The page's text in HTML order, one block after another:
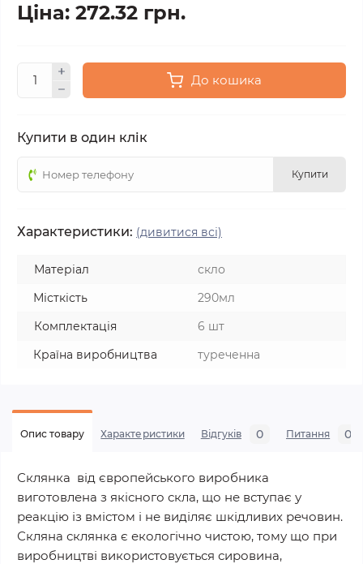
Ціна: 272.32 грн.
До кошика
Купити в один клік
Купити
Характеристики: (дивитися всі)
Матеріал
скло
Місткість
290мл
Комплектація
6 шт
Країна виробництва
туреченна
Опис товару Характеристики Відгуків 0 Питання 0
Склянка від європейського виробника
виготовлена з якісного скла, що не вступає у
реакцію із вмістом і не виділяє шкідливих речовин.
Скляна склянка є екологічно чистою, тому що при
виробництві використовується сировина,